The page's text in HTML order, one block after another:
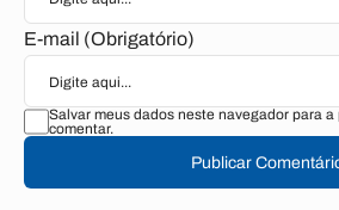
E-mail (Obrigatório)
Salvar meus dados neste navegador para a
comentar.
Publicar